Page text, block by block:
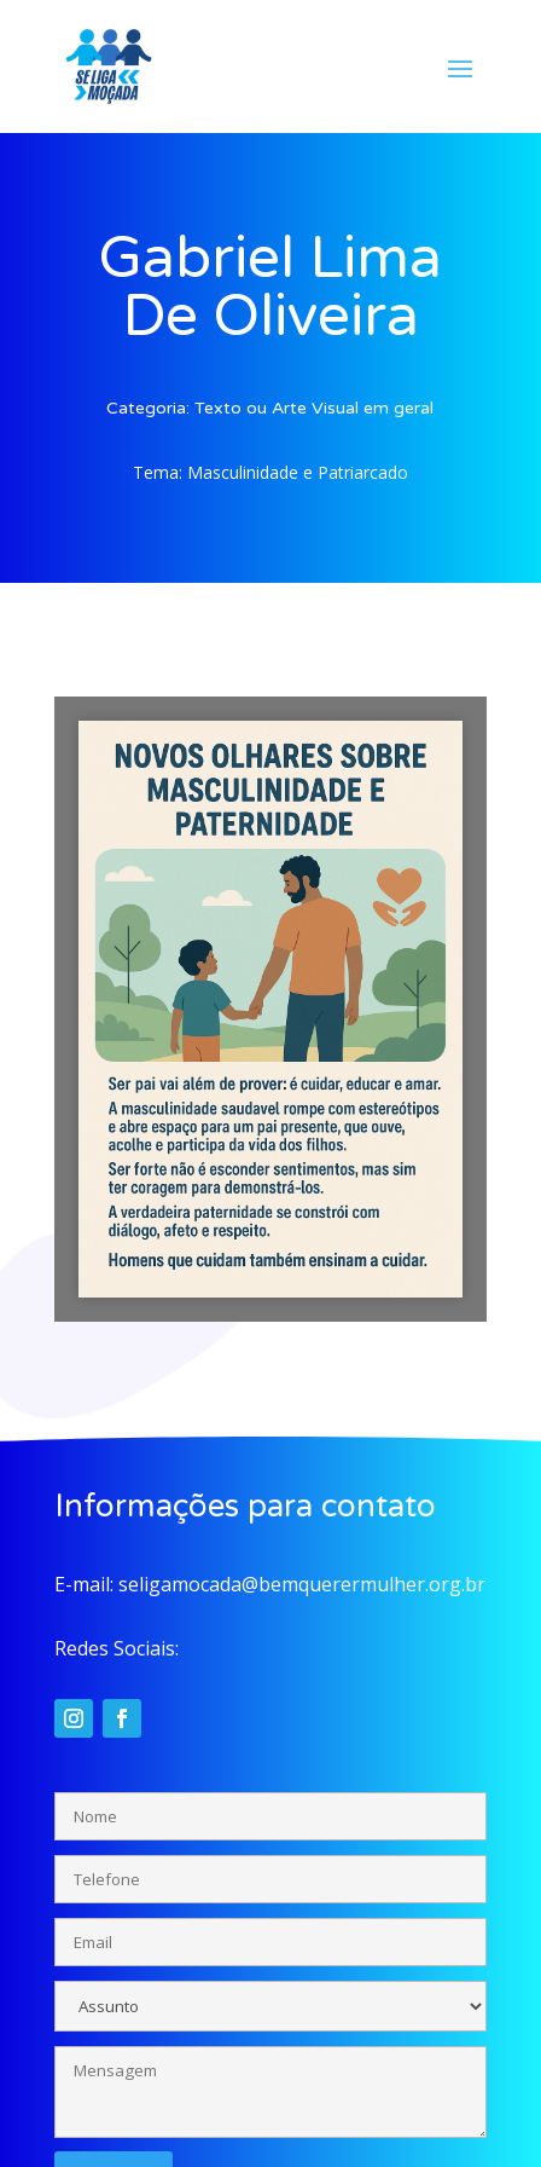
Gabriel Lima
De Oliveira
Categoria:Texto ou Arte Visual em geral
Tema: Masculinidade e Patriarcado
Informações para contato
E-mail: seligamocada@bemquerermulher.org.br
Redes Sociais: